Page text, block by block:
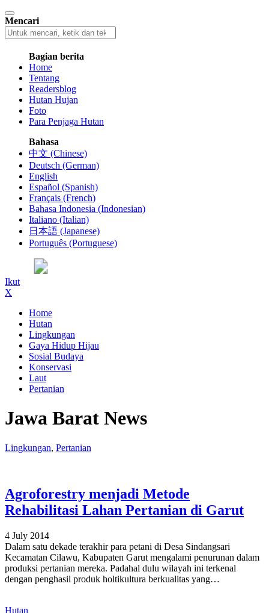
Mencari
Bagian berita
Home
Tentang
Readersblog
Hutan Hujan
Foto
Para Penjaga Hutan
Bahasa
中文 (Chinese)
Deutsch (German)
English
Español (Spanish)
Français (French)
Bahasa Indonesia (Indonesian)
Italiano (Italian)
日本語 (Japanese)
Português (Portuguese)
Ikut
X
Home
Hutan
Lingkungan
Gaya Hidup Hijau
Sosial Budaya
Konservasi
Laut
Pertanian
Jawa Barat News
Lingkungan, Pertanian
Agroforestry menjadi Metode
Rehabilitasi Lahan Pertanian di Garut
4 July 2014
Dalam satu dekade terakhir para petani di Desa Sindangsari
Kecamatan Cilawu, Kabupaten Garut mengalami penurunan dalam
produksi pertanian mereka. Padahal dulu wilayah ini terkenal
dengan penghasil produk holtikultura berkualitas yang…
Hutan